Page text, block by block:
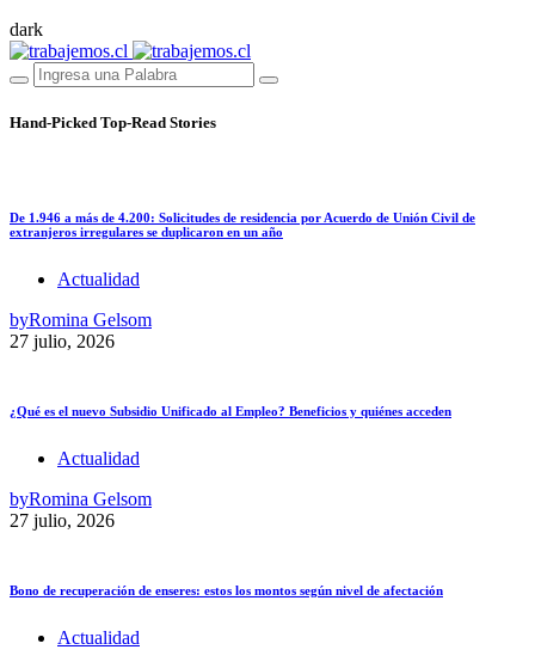
dark
Hand-Picked Top-Read Stories
De 1.946 a más de 4.200: Solicitudes de residencia por Acuerdo de Unión Civil de
extranjeros irregulares se duplicaron en un año
Actualidad
byRomina Gelsom
27 julio, 2026
¿Qué es el nuevo Subsidio Unificado al Empleo? Beneficios y quiénes acceden
Actualidad
byRomina Gelsom
27 julio, 2026
Bono de recuperación de enseres: estos los montos según nivel de afectación
Actualidad